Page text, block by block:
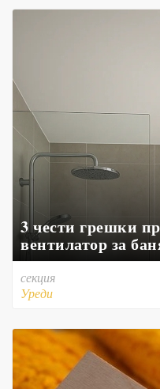
3 чести грешки
вентилатор за
секция
Уреди